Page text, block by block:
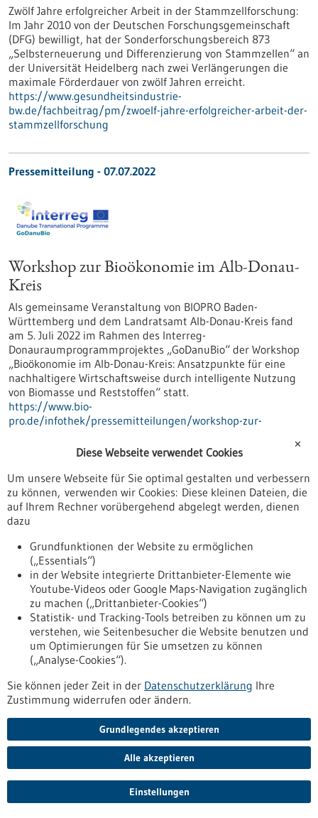
Zwölf Jahre erfolgreicher Arbeit in der Stammzellforschung:
Im Jahr 2010 von der Deutschen Forschungsgemeinschaft
(DFG) bewilligt, hat der Sonderforschungsbereich 873
„Selbsterneuerung und Differenzierung von Stammzellen“ an
der Universität Heidelberg nach zwei Verlängerungen die
maximale Förderdauer von zwölf Jahren erreicht.
https://www.gesundheitsindustrie-
bw.de/fachbeitrag/pm/zwoelf-jahre-erfolgreicher-arbeit-der-
stammzellforschung
Pressemitteilung - 07.07.2022
Workshop zur Bioökonomie im Alb-Donau-
Kreis
Als gemeinsame Veranstaltung von BIOPRO Baden-
Württemberg und dem Landratsamt Alb-Donau-Kreis fand
am 5. Juli 2022 im Rahmen des Interreg-
Donauraumprogrammprojektes „GoDanuBio“ der Workshop
„Bioökonomie im Alb-Donau-Kreis: Ansatzpunkte für eine
nachhaltigere Wirtschaftsweise durch intelligente Nutzung
von Biomasse und Reststoffen“ statt.
https://www.bio-
pro.de/infothek/pressemitteilungen/workshop-zur-
Pressemitteilung - 06.07.2022
Krebsdiagnostik im Blut soll für
Hirntumorpatient/-innen weiterentwickelt
werden
Bruchstücke von Tumorzellen können in Blut und
Rückenmarksflüssigkeit nachgewiesen werden. Die
Gesellschaft für Innere Medizin fördert Freiburger Projekt mit
120.000 Euro, um die Diagnostik bei Hirntumorpatient/-
innen anwenden zu können.
https://www.gesundheitsindustrie-
bw.de/fachbeitrag/pm/krebsdiagnostik-im-blut-soll-fuer-
hirntumorpatient-innen-weiterentwickelt-werden
Biotech im Weltall - 06.07.2022
✕
Diese Webseite verwendet Cookies
Um unsere Webseite für Sie optimal gestalten und verbessern
zu können, verwenden wir Cookies: Diese kleinen Dateien, die
auf Ihrem Rechner vorübergehend abgelegt werden, dienen
dazu
Grundfunktionen der Website zu ermöglichen
(„Essentials“)
in der Website integrierte Drittanbieter-Elemente wie
Youtube-Videos oder Google Maps-Navigation zugänglich
zu machen („Drittanbieter-Cookies“)
Statistik- und Tracking-Tools betreiben zu können um zu
verstehen, wie Seitenbesucher die Website benutzen und
um Optimierungen für Sie umsetzen zu können
(„Analyse-Cookies“).
Sie können jeder Zeit in der Datenschutzerklärung Ihre
Zustimmung widerrufen oder ändern.
Grundlegendes akzeptieren
Alle akzeptieren
Einstellungen